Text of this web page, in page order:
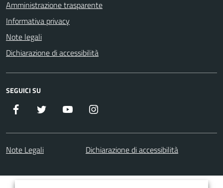
Amministrazione trasparente
Informativa privacy
Note legali
Dichiarazione di accessibilità
SEGUICI SU
Facebook Twitter Youtube
Note Legali Dichiarazione di accessibilità